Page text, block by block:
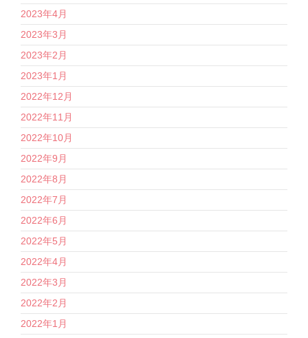
2023年4月
2023年3月
2023年2月
2023年1月
2022年12月
2022年11月
2022年10月
2022年9月
2022年8月
2022年7月
2022年6月
2022年5月
2022年4月
2022年3月
2022年2月
2022年1月